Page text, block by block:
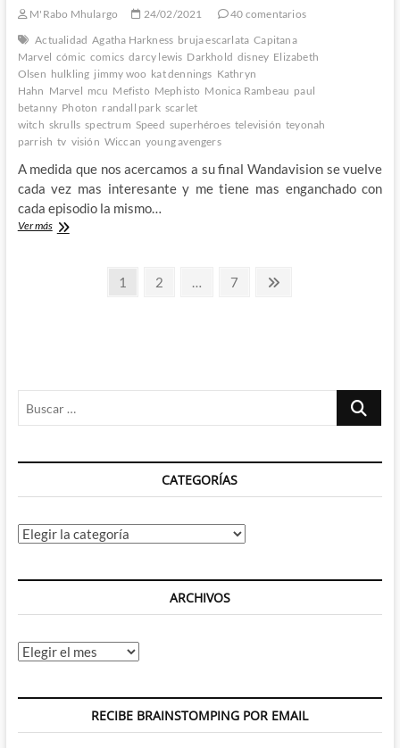
M'Rabo Mhulargo 24/02/2021
40 comentarios
Actualidad Agatha Harkness bruja escarlata Capitana
Marvel cómic comics darcy lewis Darkhold disney Elizabeth
Olsen hulkling jimmy woo kat dennings Kathryn
Hahn Marvel mcu Mefisto Mephisto Monica Rambeau paul
betanny Photon randall park scarlet
witch skrulls spectrum Speed superhéroes televisión teyonah
parrish tv visión Wiccan young avengers
A medida que nos acercamos a su final Wandavision se vuelve
cada vez mas interesante y me tiene mas enganchado con
cada episodio la mismo…
Ver másAnalizando
PaginaciónPágina
1 Página
2 … Página
7
Buscar
CATEGORÍAS
Categorías
ARCHIVOS
Archivos
RECIBE BRAINSTOMPING POR EMAIL